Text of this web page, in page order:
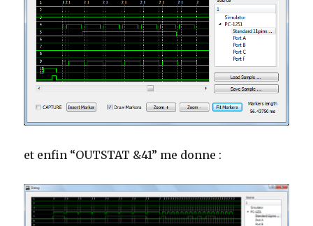
et enfin “OUTSTAT &41” me donne :